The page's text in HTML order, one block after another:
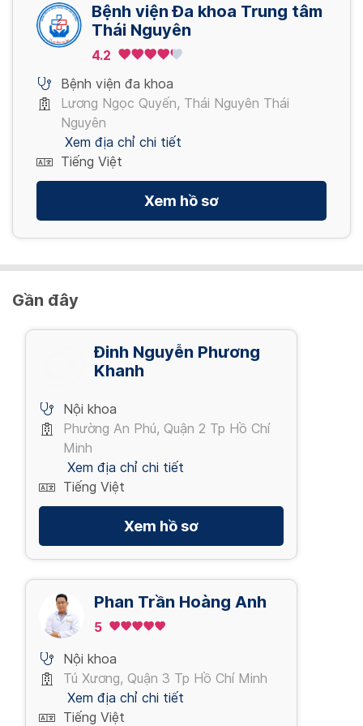
Xem thêm
Xem thêm
Nối gân
1,000,000 VND/ Lần
Xem thêm
Bệnh viện Đa khoa Trung tâm
Thái Nguyên
4.2
Bệnh viện đa khoa
Lương Ngọc Quyến, Thái Nguyên Thái
Nguyên
Xem địa chỉ chi tiết
Tiếng Việt
Xem hồ sơ
Gần đây
Đinh Nguyễn Phương
Khanh
Nội khoa
Phường An Phú, Quận 2 Tp Hồ Chí
Minh
Xem địa chỉ chi tiết
Tiếng Việt
Xem hồ sơ
Phan Trần Hoàng Anh
5
Nội khoa
Tú Xương, Quận 3 Tp Hồ Chí Minh
Xem địa chỉ chi tiết
Tiếng Việt